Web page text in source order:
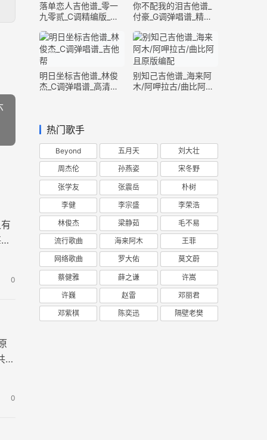
0
5
0
落单恋人吉他谱_零一
九零贰_C调精编版_弹
你不配我的泪吉他谱_
付豪_G调弹唱谱_精编
明日坐标吉他谱_林俊
杰_C调弹唱谱_高清完
别知己吉他谱_海来阿
木/阿呷拉古/曲比阿且
热门歌手
Beyond 五月天 刘大壮
周杰伦 孙燕姿 宋冬野
张学友 张震岳 朴树
李健 李宗盛 李荣浩
林俊杰 梁静茹 毛不易
流行歌曲 海来阿木 王菲
网络歌曲 罗大佑 莫文蔚
蔡健雅 薛之谦 许嵩
许巍 赵雷 邓丽君
邓紫棋 陈奕迅 隔壁老樊